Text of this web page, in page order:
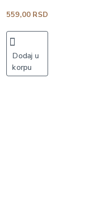
559,00 RSD
Dodaj u
korpu